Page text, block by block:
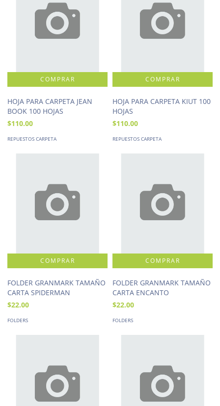
HOJA PARA CARPETA JEAN
BOOK 100 HOJAS
$110.00
REPUESTOS CARPETA
HOJA PARA CARPETA KIUT 100
HOJAS
$110.00
REPUESTOS CARPETA
FOLDER GRANMARK TAMAÑO
CARTA SPIDERMAN
$22.00
FOLDERS
FOLDER GRANMARK TAMAÑO
CARTA ENCANTO
$22.00
FOLDERS